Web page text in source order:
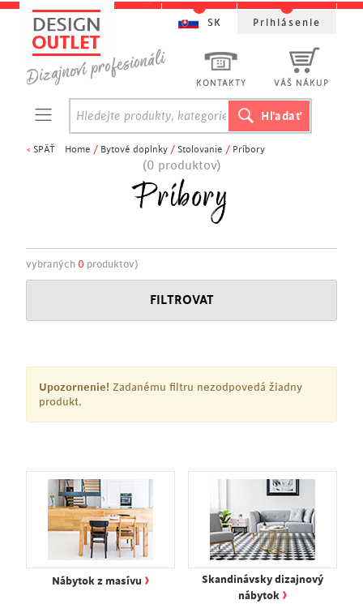
< SPÄŤ Home / Bytové doplnky / Stolovanie / Príbory
(0 produktov)
Príbory
vybraných 0 produktov)
FILTROVAT
Upozornenie! Zadanému filtru nezodpovedá žiadny
produkt.
Nábytok z masívu ›
Skandinávsky dizajnový
nábytok ›
KONTAKTY VÁŠ NÁKUP
SK Prihlásenie